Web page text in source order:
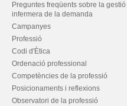
Preguntes freqüents sobre la gestió
infermera de la demanda
Campanyes
Professió
Codi d'Ètica
Ordenació professional
Competències de la professió
Posicionaments i reflexions
Observatori de la professió